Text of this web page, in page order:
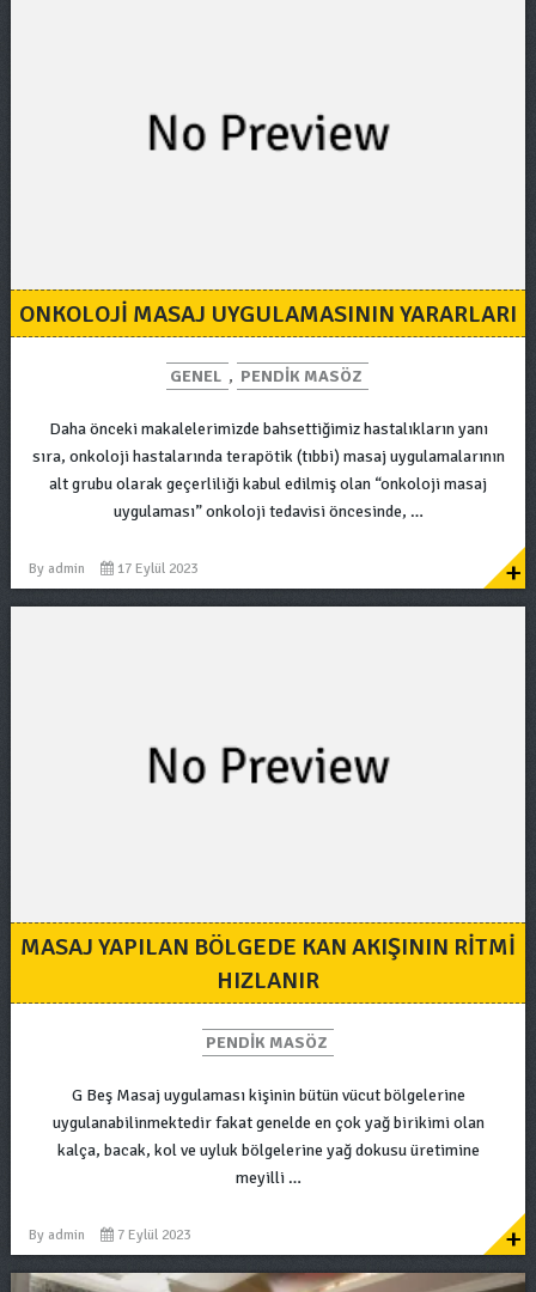
ONKOLOJI MASAJ UYGULAMASININ YARARLARI
GENEL , PENDIK MASÖZ
Daha önceki makalelerimizde bahsettiğimiz hastalıkların yanı
sıra, onkoloji hastalarında terapötik (tıbbi) masaj uygulamalarının
alt grubu olarak geçerliliği kabul edilmiş olan “onkoloji masaj
uygulaması” onkoloji tedavisi öncesinde, …
By admin 17 Eylül 2023 +
MASAJ YAPILAN BÖLGEDE KAN AKIŞININ RITMI
HIZLANIR
PENDIK MASÖZ
G Beş Masaj uygulaması kişinin bütün vücut bölgelerine
uygulanabilinmektedir fakat genelde en çok yağ birikimi olan
kalça, bacak, kol ve uyluk bölgelerine yağ dokusu üretimine
meyilli …
By admin 7 Eylül 2023 +